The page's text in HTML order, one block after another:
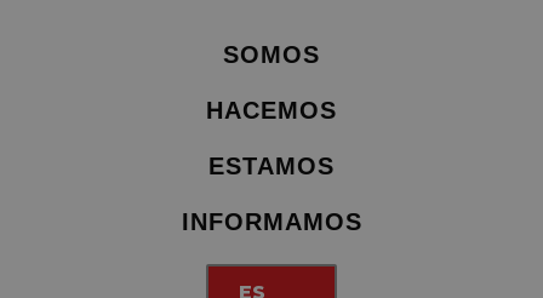
SOMOS
HACEMOS
ESTAMOS
INFORMAMOS
ES